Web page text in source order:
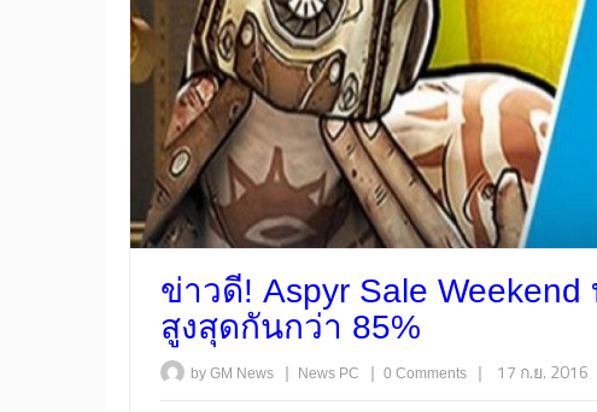
ข่าวดี! Aspyr Sale
สูงสุดกันกว่า 85%
by GM News | News PC | 0 Comments | 17 ก.ย. 2016